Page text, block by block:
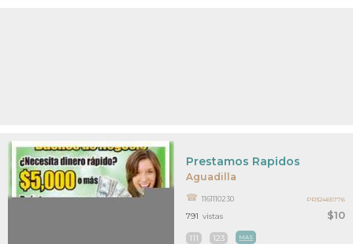
Aguadilla
$10
Prestamos Rapidos
1161110230
111 123 MAS
791 vistas
PR32465776